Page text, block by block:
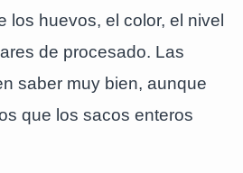
los huevos, el color, el nivel
de procesado. Las
saber muy bien, aunque
que los sacos enteros